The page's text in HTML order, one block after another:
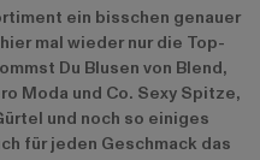
ein bisschen genauer
mal wieder nur die Top-
Du Blusen von Blend,
Moda und Co. Sexy Spitze,
und noch so einiges
für jeden Geschmack das